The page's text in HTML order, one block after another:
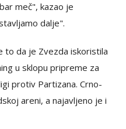
meč", kazao je
dalje".
to da je Zvezda iskoristila
u sklopu pripreme za
protiv Partizana. Crno-
areni, a najavljeno je i